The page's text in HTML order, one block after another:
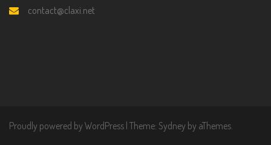
contact@claxi.net
Proudly powered by WordPress Theme: Sydney by aThemes.